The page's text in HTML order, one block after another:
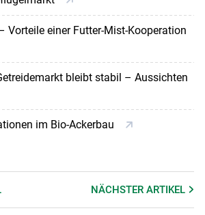
Vorteile einer Futter-Mist-Kooperation
bleibt stabil – Aussichten
im Bio-Ackerbau
NÄCHSTERARTIKEL